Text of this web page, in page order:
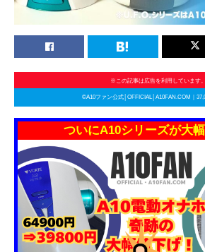
※この記事は広告を利用しています。
©A10ファン公式│OFFICIAL│A10FAN.COM｜
ついにA10シリーズが大幅